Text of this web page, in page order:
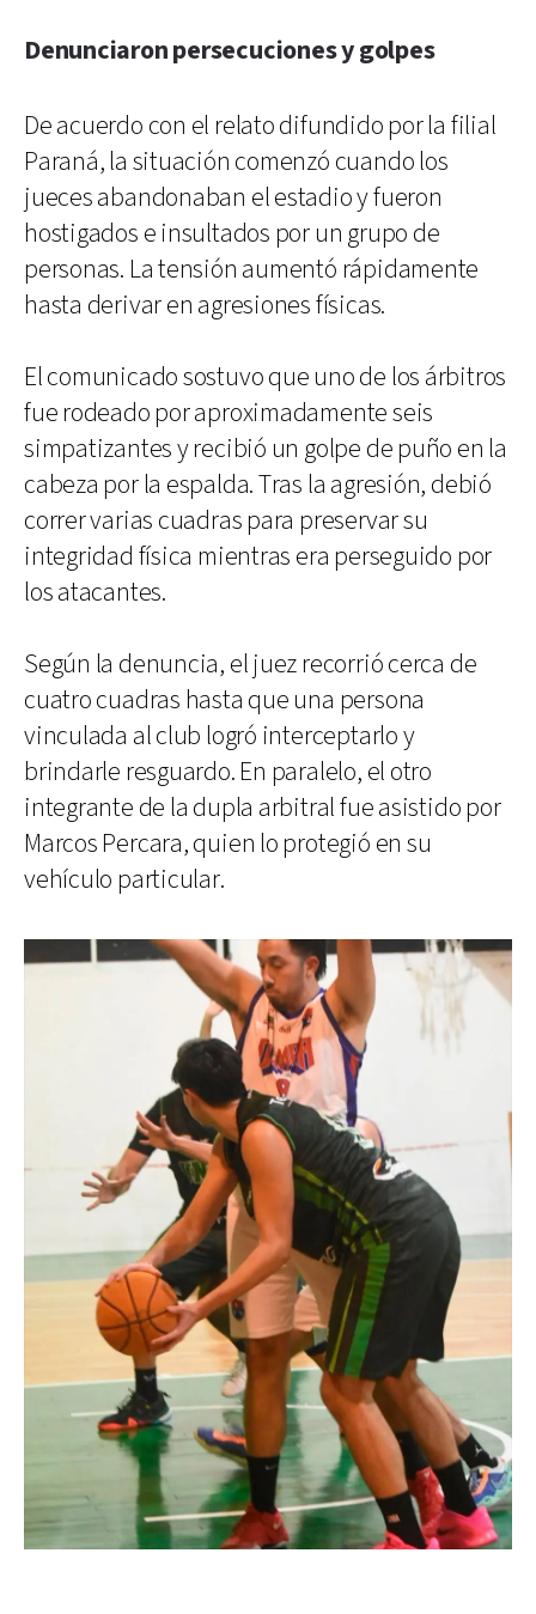
Denunciaron persecuciones y golpes
De acuerdo con el relato difundido por la filial
Paraná, la situación comenzó cuando los
jueces abandonaban el estadio y fueron
hostigados e insultados por un grupo de
personas. La tensión aumentó rápidamente
hasta derivar en agresiones físicas.
El comunicado sostuvo que uno de los árbitros
fue rodeado por aproximadamente seis
simpatizantes y recibió un golpe de puño en la
cabeza por la espalda. Tras la agresión, debió
correr varias cuadras para preservar su
integridad física mientras era perseguido por
los atacantes.
Según la denuncia, el juez recorrió cerca de
cuatro cuadras hasta que una persona
vinculada al club logró interceptarlo y
brindarle resguardo. En paralelo, el otro
integrante de la dupla arbitral fue asistido por
Marcos Percara, quien lo protegió en su
vehículo particular.